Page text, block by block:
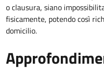
o clausura, siano
fisicamente, potendo così
domicilio.